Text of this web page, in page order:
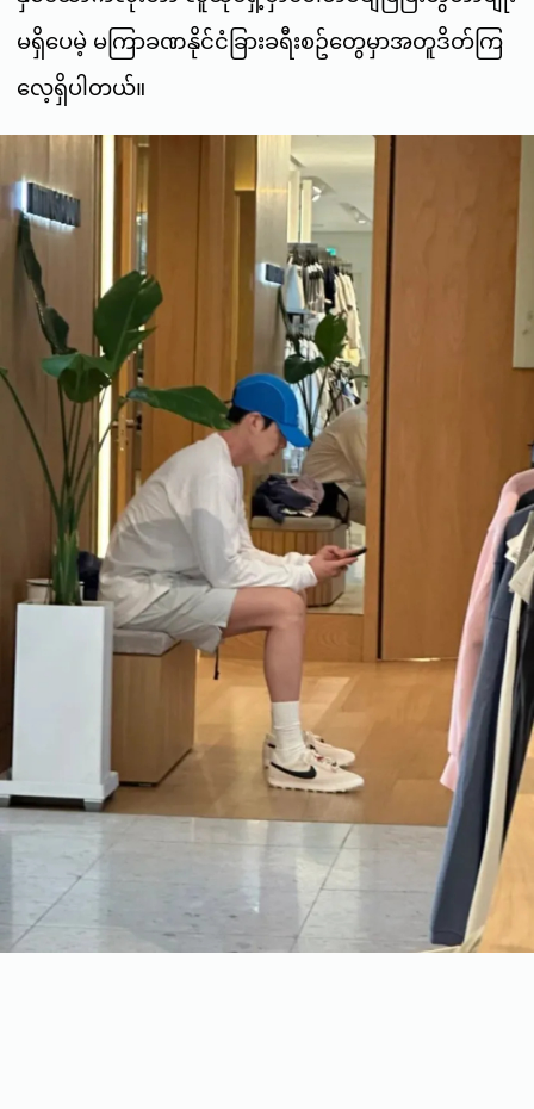
မရှိပေမဲ့ မကြာခဏနိုင်ငံခြားခရီးစဥ်တွေမှာအတူဒိတ်ကြ
လေ့ရှိပါတယ်။